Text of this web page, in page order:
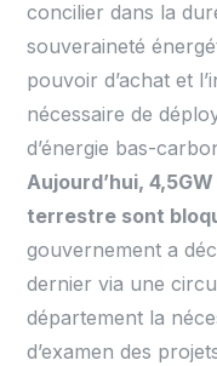
concilier dans la
souveraineté
pouvoir d’achat et
nécessaire de
d’énergie bas-
Aujourd’hui,
terrestre sont
gouvernement a
dernier via une
département la
d’examen des